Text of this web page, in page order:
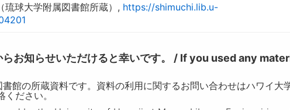
琉球大学附属図書館所蔵）, https://shimuchi.lib.u-
らお知らせいただけると幸いです。 / If you used any
館の所蔵資料です。資料の利用に関するお問い合わせはハワイ大
ださい。